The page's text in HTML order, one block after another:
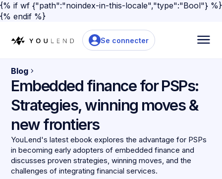
{% if wf {"path":"noindex-in-this-locale","type":"Bool"} %}
{% endif %}
Se connecter
Blog
Embedded finance for PSPs:
Strategies, winning moves &
new frontiers
YouLend's latest ebook explores the advantage for PSPs
in becoming early adopters of embedded finance and
discusses proven strategies, winning moves, and the
challenges of integrating financial services.